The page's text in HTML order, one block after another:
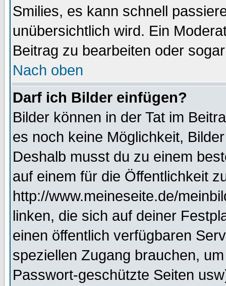
Smilies, es kann schnell
unübersichtlich wird. Ein
Beitrag zu bearbeiten oder
Nach oben
Darf ich Bilder einfügen?
Bilder können in der Tat im
es noch keine Möglichkeit,
Deshalb musst du zu einem
auf einem für die Öffentlichkeit
http://www.meineseite.de/
linken, die sich auf deiner
einen öffentlich verfügbaren
speziellen Zugang brauchen,
Passwort-geschützte Seiten